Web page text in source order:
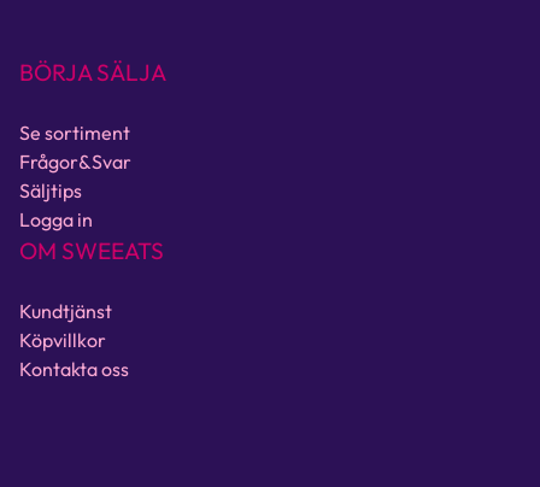
BÖRJA SÄLJA
Se sortiment
Frågor&Svar
Säljtips
Logga in
OM SWEEATS
Kundtjänst
Köpvillkor
Kontakta oss